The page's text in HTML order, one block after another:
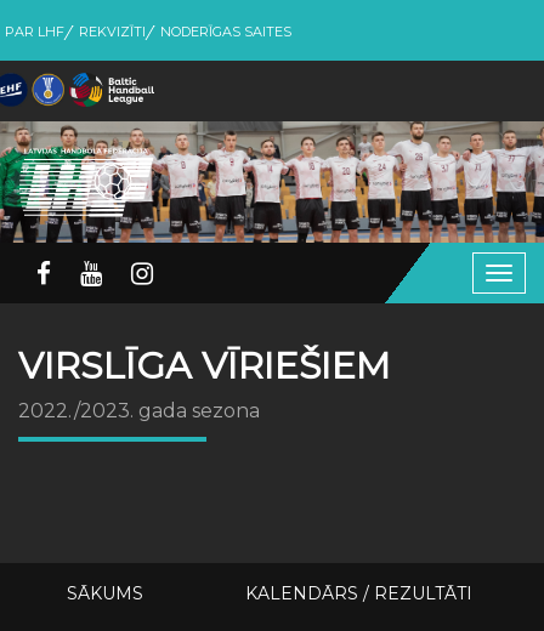
PAR LHF REKVIZĪTI NODERĪGAS SAITES
VIRSLĪGA VĪRIEŠIEM
2022./2023. gada sezona
SĀKUMS KALENDĀRS / REZULTĀTI